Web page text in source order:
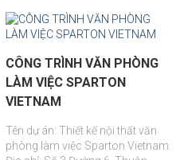
CÔNG TRÌNH VĂN PHÒNG
LÀM VIỆC SPARTON
VIETNAM
Tên dự án: Thiết kế nội thất văn
phòng làm việc Sparton Vietnam.